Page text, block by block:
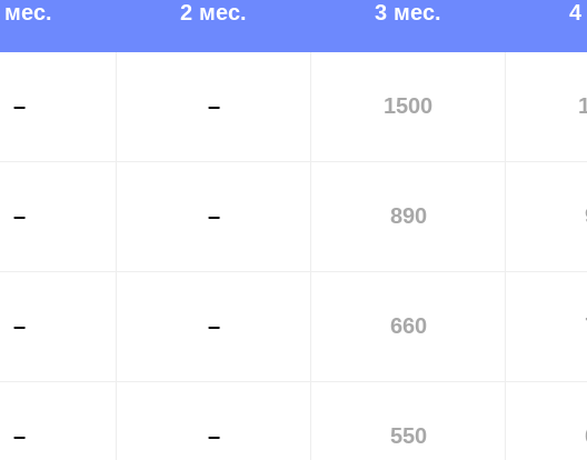
мес. 2 мес. 3 мес. 4
– – 1500
– – 890
– – 660
– – 550